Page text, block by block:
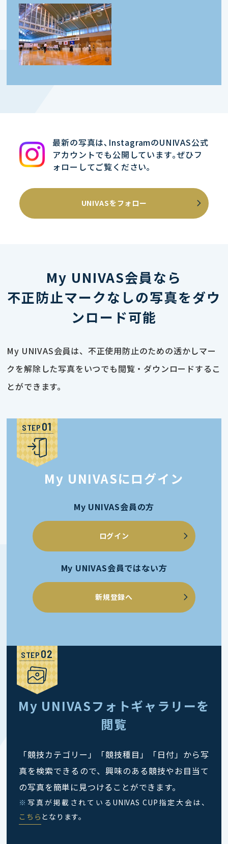
最新の写真は､InstagramのUNIVAS公式
アカウントでも公開しています｡ぜひフ
ォローしてご覧ください｡
UNIVASをフォロー
My UNIVAS会員なら
不正防止マークなしの写真をダウ
ンロード可能
My UNIVAS会員は、不正使用防止のための透かしマー
クを解除した写真をいつでも閲覧・ダウンロードするこ
とができます。
STEP
My UNIVASにログイン
My UNIVAS会員の方
ログイン
My UNIVAS会員ではない方
新規登録へ
STEP
My UNIVASフォトギャラリーを
閲覧
「競技カテゴリー」「競技種目」「日付」から写
真を検索できるので、興味のある競技やお目当て
の写真を簡単に見つけることができます。
※ 写真が掲載されているUNIVAS CUP指定大会は、
こちら となります。